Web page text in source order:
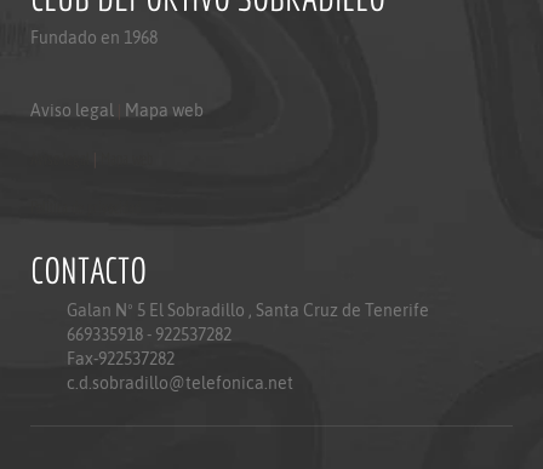
Fundado en 1968
Aviso legal Mapa web
CONTACTO
Galan Nº 5 El Sobradillo , Santa Cruz de Tenerife
669335918 - 922537282
Fax-922537282
c.d.sobradillo@telefonica.net